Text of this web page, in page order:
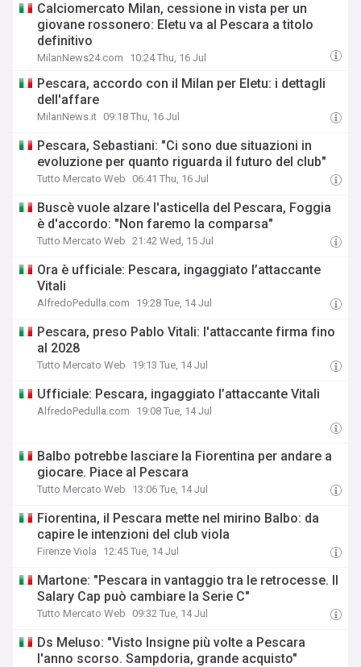
Calciomercato Milan, cessione in vista per un
giovane rossonero: Eletu va al Pescara a titolo
definitivo
MilanNews24.com 10:24 Thu, 16 Jul
Pescara, accordo con il Milan per Eletu: i dettagli
dell'affare
MilanNews.it 09:18 Thu, 16 Jul
Pescara, Sebastiani: "Ci sono due situazioni in
evoluzione per quanto riguarda il futuro del club"
Tutto Mercato Web 06:41 Thu, 16 Jul
Buscè vuole alzare l'asticella del Pescara, Foggia
è d'accordo: "Non faremo la comparsa"
Tutto Mercato Web 21:42 Wed, 15 Jul
Ora è ufficiale: Pescara, ingaggiato l’attaccante
Vitali
AlfredoPedulla.com 19:28 Tue, 14 Jul
Pescara, preso Pablo Vitali: l'attaccante firma fino
al 2028
Tutto Mercato Web 19:13 Tue, 14 Jul
Ufficiale: Pescara, ingaggiato l’attaccante Vitali
AlfredoPedulla.com 19:08 Tue, 14 Jul
Balbo potrebbe lasciare la Fiorentina per andare a
giocare. Piace al Pescara
Tutto Mercato Web 13:06 Tue, 14 Jul
Fiorentina, il Pescara mette nel mirino Balbo: da
capire le intenzioni del club viola
Firenze Viola 12:45 Tue, 14 Jul
Martone: "Pescara in vantaggio tra le retrocesse. Il
Salary Cap può cambiare la Serie C"
Tutto Mercato Web 09:32 Tue, 14 Jul
Ds Meluso: "Visto Insigne più volte a Pescara
l'anno scorso. Sampdoria, grande acquisto"